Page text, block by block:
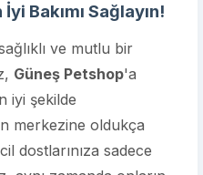
Bakımı Sağlayın!
ve mutlu bir
Güneş Petshop'a
iyi şekilde
merkezine oldukça
dostlarınıza sadece